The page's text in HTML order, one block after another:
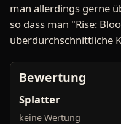
man allerdings gerne
so dass man "Rise:
überdurchschnittliche
Bewertung
Splatter
keine Wertung